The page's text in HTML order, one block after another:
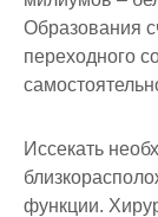
Образования
переходного
Иссекать
функции.